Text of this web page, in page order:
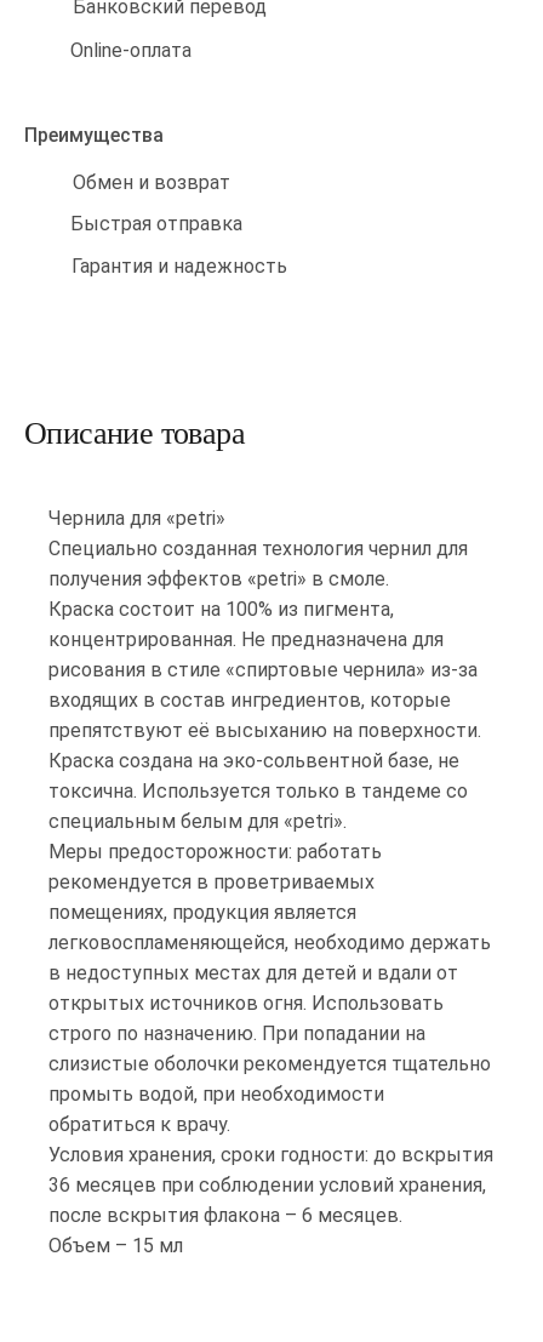
Банковский перевод
Online-оплата
Преимущества
Обмен и возврат
Быстрая отправка
Гарантия и надежность
Описание товара
Чернила для «petri»
Специально созданная технология чернил для
получения эффектов «petri» в смоле.
Краска состоит на 100% из пигмента,
концентрированная. Не предназначена для
рисования в стиле «спиртовые чернила» из-за
входящих в состав ингредиентов, которые
препятствуют её высыханию на поверхности.
Краска создана на эко-сольвентной базе, не
токсична. Используется только в тандеме со
специальным белым для «petri».
Меры предосторожности: работать
рекомендуется в проветриваемых
помещениях, продукция является
легковоспламеняющейся, необходимо держать
в недоступных местах для детей и вдали от
открытых источников огня. Использовать
строго по назначению. При попадании на
слизистые оболочки рекомендуется тщательно
промыть водой, при необходимости
обратиться к врачу.
Условия хранения, сроки годности: до вскрытия
36 месяцев при соблюдении условий хранения,
после вскрытия флакона – 6 месяцев.
Объем – 15 мл